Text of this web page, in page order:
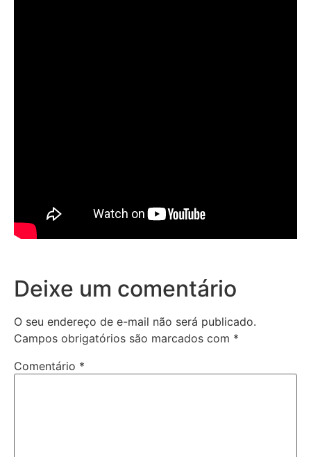
Deixe um comentário
O seu endereço de e-mail não será publicado.
Campos obrigatórios são marcados com *
Comentário *